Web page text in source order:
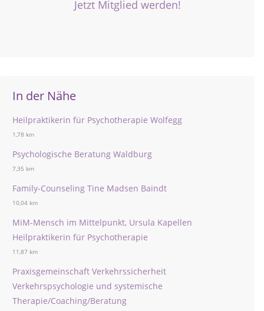
Jetzt Mitglied werden!
In der Nähe
Heilpraktikerin für Psychotherapie Wolfegg
1,78 km
Psychologische Beratung Waldburg
7,35 km
Family-Counseling Tine Madsen Baindt
10,04 km
MiM-Mensch im Mittelpunkt, Ursula Kapellen
Heilpraktikerin für Psychotherapie
11,87 km
Praxisgemeinschaft Verkehrssicherheit
Verkehrspsychologie und systemische
Therapie/Coaching/Beratung